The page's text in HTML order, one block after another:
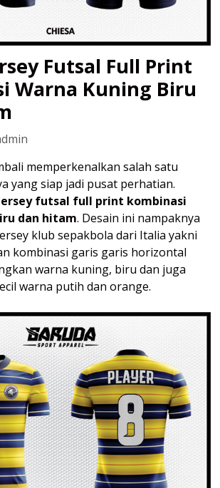
Futsal Full Print
Warna Kuning Biru
memperkenalkan salah satu
yang siap jadi pusat perhatian.
futsal full print kombinasi
dan hitam. Desain ini nampaknya
klub sepakbola dari Italia yakni
kombinasi garis garis horizontal
warna kuning, biru dan juga
warna putih dan orange.